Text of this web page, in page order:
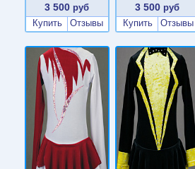
3 500 руб
Купить
Отзывы
3 500 руб
Купить
Отзывы